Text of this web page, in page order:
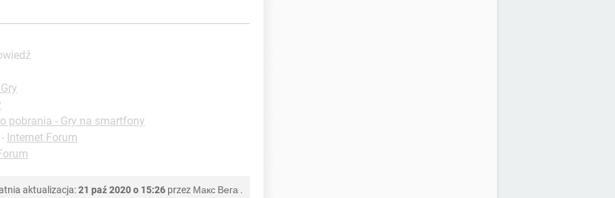
pobrania - Gry na smartfony
- Internet Forum
aktualizacja:21 paź 2020 o 15:26 przez Макс Вега .